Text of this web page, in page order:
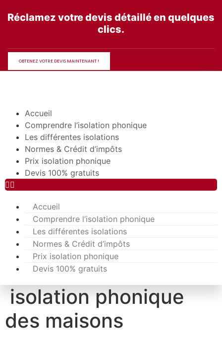
Réclamez votre devis détaillé en quelques
clics.
OBTENEZ VOTRE DEVIS MAINTENANT !
Accueil
Comprendre l’isolation phonique
Les différentes isolations
Normes & Crédit d’impôts
Prix isolation phonique
Devis 100% gratuits
Accueil
Comprendre l’isolation phonique
Les différentes isolations
Normes & Crédit d’impôts
Prix isolation phonique
Devis 100% gratuits
isolation phonique
des maisons